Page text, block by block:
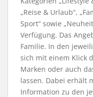
„Reise & Urlaub“,
Sport“ sowie
Verfügung. Das
Familie. In den
sich mit einem Klick
Marken oder auch
lassen. Dabei erhält
Information zu den